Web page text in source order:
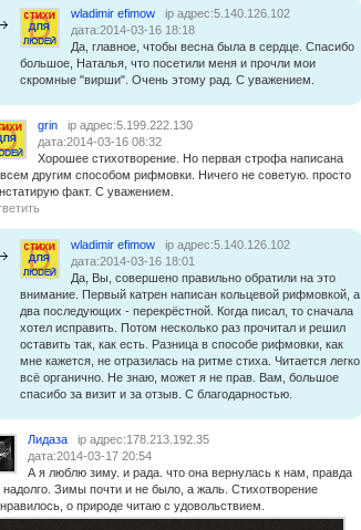
wladimir efimow
ip адрес:5.140.126.102
дата:2014-03-16 18:18
Да, главное, чтобы весна была в сердце. Спасибо
большое, Наталья, что посетили меня и прочли мои
скромные "вирши". Очень этому рад. С уважением.
grin
ip адрес:5.199.222.130
дата:2014-03-16 08:32
Хорошее стихотворение. Но первая строфа написана
другим способом рифмовки. Ничего не советую. просто
факт. С уважением.
wladimir efimow
ip адрес:5.140.126.102
дата:2014-03-16 18:01
Да, Вы, совершено правильно обратили на это
внимание. Первый катрен написан кольцевой рифмовкой, а
два последующих - перекрёстной. Когда писал, то сначала
хотел исправить. Потом несколько раз прочитал и решил
оставить так, как есть. Разница в способе рифмовки, как
мне кажется, не отразилась на ритме стиха. Читается легко,
всё органично. Не знаю, может я не прав. Вам, большое
спасибо за визит и за отзыв. С благодарностью.
Лидаза
ip адрес:178.213.192.35
дата:2014-03-17 20:54
А я люблю зиму. и рада. что она вернулась к нам, правда
надолго. Зимы почти и не было, а жаль. Стихотворение
о природе читаю с удовольствием.